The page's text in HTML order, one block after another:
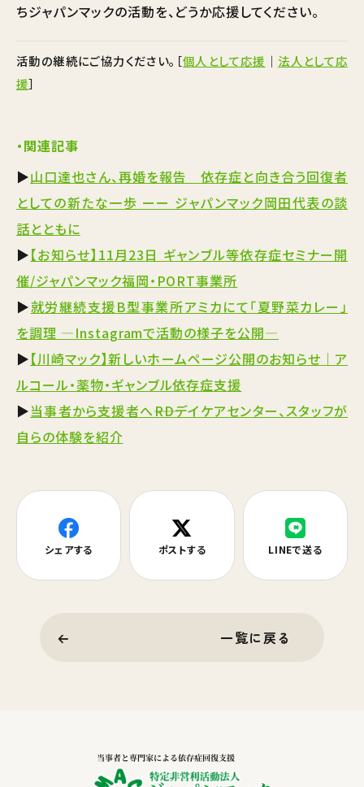
ちジャパンマックの活動を、どうか応援してください。
活動の継続にご協力ください。 ［個人として応援 ｜ 法人として応
援］
・関連記事
▶山口達也さん、再婚を報告 依存症と向き合う回復者
としての新たな一歩 ーー ジャパンマック岡田代表の談
話とともに
▶【お知らせ】11月23日 ギャンブル等依存症セミナー開
催/ジャパンマック福岡・PORT事業所
▶就労継続支援B型事業所アミカにて「夏野菜カレー」
を調理 ―Instagramで活動の様子を公開―
▶【川崎マック】新しいホームページ公開のお知らせ｜ア
ルコール・薬物・ギャンブル依存症支援
▶当事者から支援者へ――RDデイケアセンター、スタッフが
自らの体験を紹介
シェアする ポストする LINEで送る
一覧に戻る